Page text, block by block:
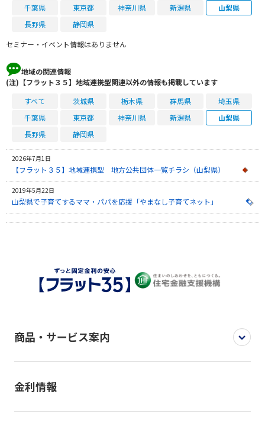
千葉県
東京都 神奈川県 新潟県
山梨県
長野県
静岡県
セミナー・イベント情報はありません
地域の関連情報
(注)【フラット３５】地域連携型関連以外の情報も掲載しています
すべて
茨城県 栃木県 群馬県
埼玉県
千葉県
東京都 神奈川県 新潟県
山梨県
長野県
静岡県
2026年7月1日
【フラット３５】地域連携型 地方公共団体一覧チラシ（山梨県）
2019年5月22日
山梨県で子育てするママ・パパを応援「やまなし子育てネット」
商品・サービス案内
金利情報